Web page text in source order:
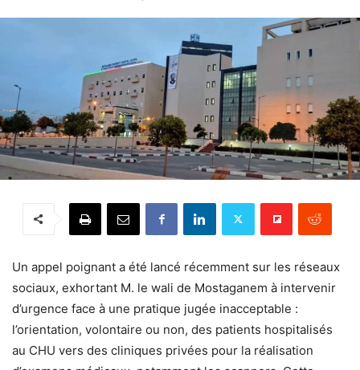
Un appel poignant a été lancé récemment sur les réseaux
sociaux, exhortant M. le wali de Mostaganem à intervenir
d’urgence face à une pratique jugée inacceptable :
l’orientation, volontaire ou non, des patients hospitalisés
au CHU vers des cliniques privées pour la réalisation